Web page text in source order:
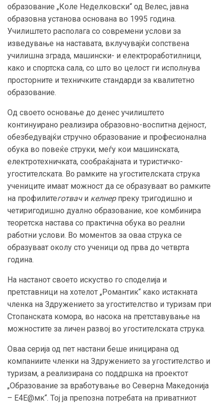
образование „Коле Неделковски“ од Велес, јавна
образовна установа основана во 1995 година.
Училиштето располага со современи услови за
изведување на наставата, вклучувајќи сопствена
училишна зграда, машински- и електроработилници,
како и спортска сала, со што во целост ги исполнува
просторните и техничките стандарди за квалитетно
образование.
Од своето основање до денес училиштето
континуирано реализира образовно-воспитна дејност,
обезбедувајќи стручно образование и професионална
обука во повеќе струки, меѓу кои машинската,
електротехничката, сообраќајната и туристичко-
угостителската. Во рамките на угостителската струка
учениците имаат можност да се образуваат во рамките
на профилитеготвачи келнерпреку тригодишно и
четиригодишно дуално образование, кое комбинира
теоретска настава со практична обука во реални
работни услови. Во моментов за оваа струка се
образуваат околу сто ученици од прва до четврта
година.
На настанот своето искуство го споделија и
претставници на хотелот „Романтик“ како истакната
членка на Здружението за угостителство и туризам при
Стопанската комора, во насока на претставување на
можностите за личен развој во угостителската струка.
Оваа серија од пет настани беше иницирана од
компаниите членки на Здружението за угостителство и
туризам, а реализирана со поддршка на проектот
„Образование за вработување во Северна Македонија
– Е4Е@мк“. Тој ја препозна потребата на приватниот